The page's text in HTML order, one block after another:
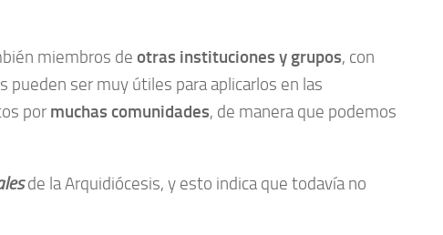
miembros de otras instituciones y grupos, con
ser muy útiles para aplicarlos en las
por muchas comunidades, de manera que podemos
de la Arquidiócesis, y esto indica que todavía no